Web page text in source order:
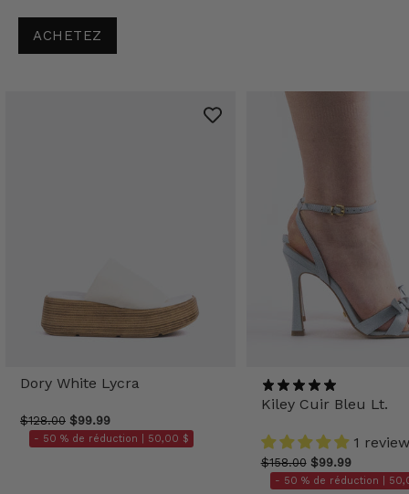
ACHETEZ
Dory White Lycra
$128.00 $99.99
- 50 % de réduction | 50,00 $
Kiley Cuir Bleu Lt.
1 review
$158.00 $99.99
- 50 % de réduction |